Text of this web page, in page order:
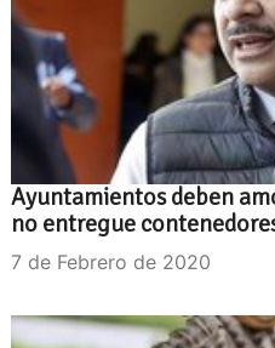
Ayuntamientos deben
no entregue
7 de Febrero de 2020